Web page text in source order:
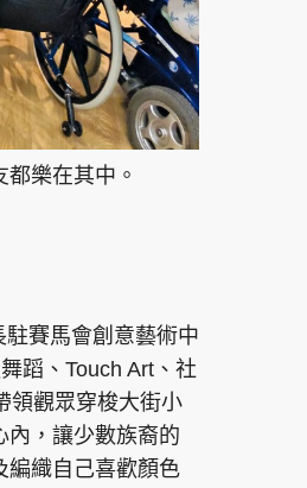
樂在其中。
賽馬會創意藝術中
蹈、Touch Art、社
領觀眾穿梭大街小
內，讓少數族裔的
編織自己喜歡顏色